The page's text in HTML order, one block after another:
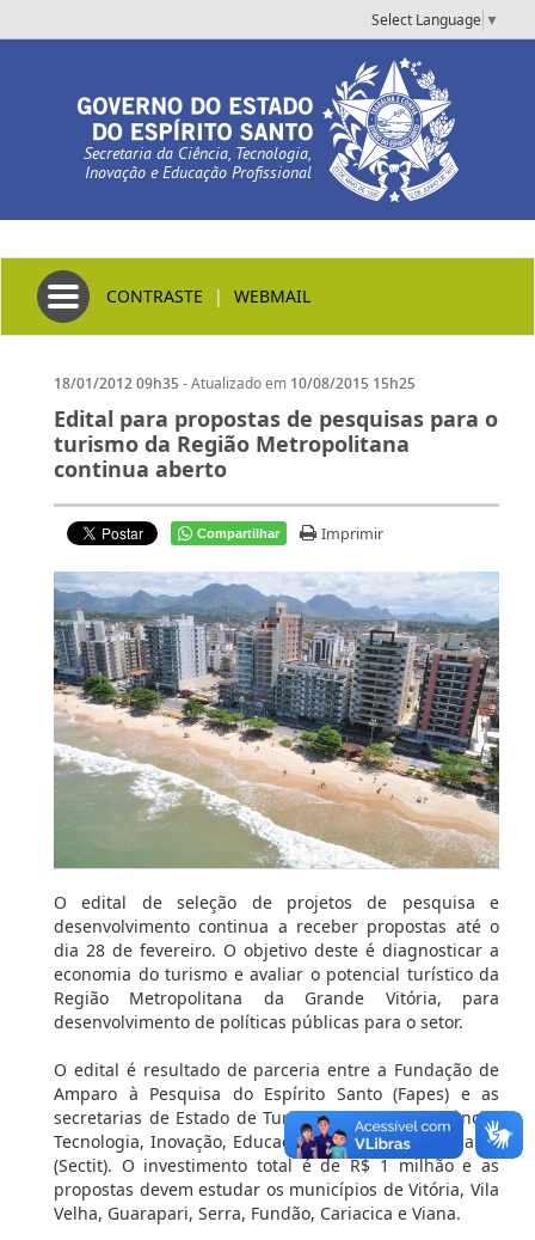
Select Language ▼
Secretaria da Ciência, Tecnologia,
Inovação e Educação Profissional
Toggle navigation
CONTRASTE | WEBMAIL
18/01/2012 09h35- Atualizado em 10/08/2015 15h25
Edital para propostas de pesquisas para o
turismo da Região Metropolitana
continua aberto
Compartilhar Imprimir
O edital de seleção de projetos de pesquisa e
desenvolvimento continua a receber propostas até o
dia 28 de fevereiro. O objetivo deste é diagnosticar a
economia do turismo e avaliar o potencial turístico da
Região Metropolitana da Grande Vitória, para
desenvolvimento de políticas públicas para o setor.
O edital é resultado de parceria entre a Fundação de
Amparo à Pesquisa do Espírito Santo (Fapes) e as
secretarias de Estado de Turismo (Setur) e de Ciência,
Tecnologia, Inovação, Educação Profissional e Trabalho
(Sectit). O investimento total é de R$ 1 milhão e as
propostas devem estudar os municípios de Vitória, Vila
Velha, Guarapari, Serra, Fundão, Cariacica e Viana.